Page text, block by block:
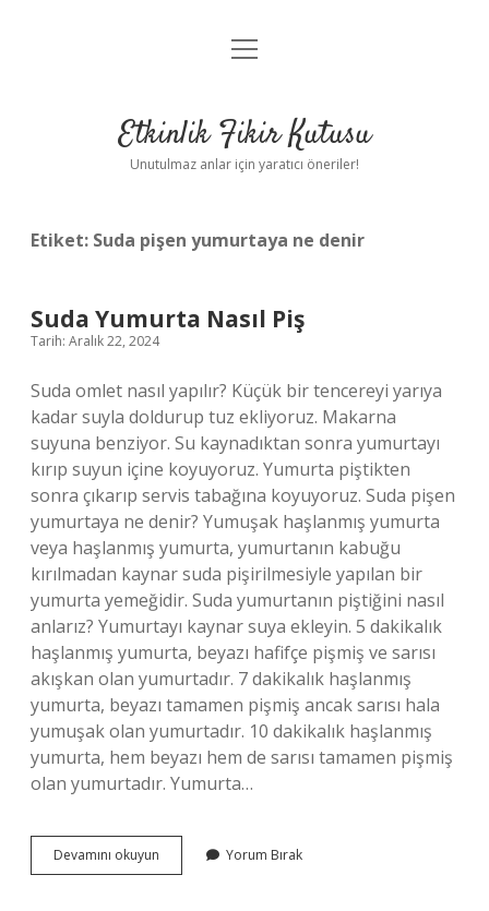
Anasayfa
Yasal Uyarı
menüyü
Etkinlik Fikir Kutusu
Unutulmaz anlar için yaratıcı öneriler!
Etiket: Suda pişen yumurtaya ne denir
Suda Yumurta Nasıl Piş
Tarih: Aralık 22, 2024
Suda omlet nasıl yapılır? Küçük bir tencereyi yarıya
kadar suyla doldurup tuz ekliyoruz. Makarna
suyuna benziyor. Su kaynadıktan sonra yumurtayı
kırıp suyun içine koyuyoruz. Yumurta piştikten
sonra çıkarıp servis tabağına koyuyoruz. Suda pişen
yumurtaya ne denir? Yumuşak haşlanmış yumurta
veya haşlanmış yumurta, yumurtanın kabuğu
kırılmadan kaynar suda pişirilmesiyle yapılan bir
yumurta yemeğidir. Suda yumurtanın piştiğini nasıl
anlarız? Yumurtayı kaynar suya ekleyin. 5 dakikalık
haşlanmış yumurta, beyazı hafifçe pişmiş ve sarısı
akışkan olan yumurtadır. 7 dakikalık haşlanmış
yumurta, beyazı tamamen pişmiş ancak sarısı hala
yumuşak olan yumurtadır. 10 dakikalık haşlanmış
yumurta, hem beyazı hem de sarısı tamamen pişmiş
olan yumurtadır. Yumurta…
Devamını okuyun
Yumurta
Yorum Bırak